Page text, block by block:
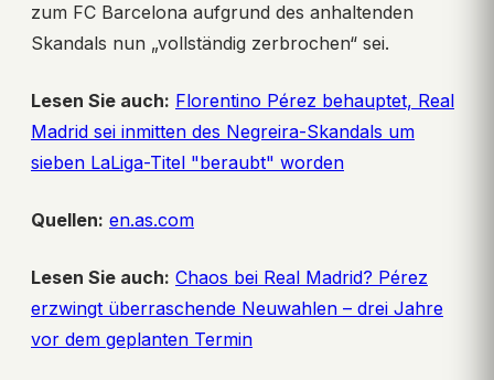
zum FC Barcelona aufgrund des anhaltenden
Skandals nun „vollständig zerbrochen“ sei.
Lesen Sie auch: Florentino Pérez behauptet, Real
Madrid sei inmitten des Negreira-Skandals um
sieben LaLiga-Titel "beraubt" worden
Quellen: en.as.com
Lesen Sie auch: Chaos bei Real Madrid? Pérez
erzwingt überraschende Neuwahlen – drei Jahre
vor dem geplanten Termin